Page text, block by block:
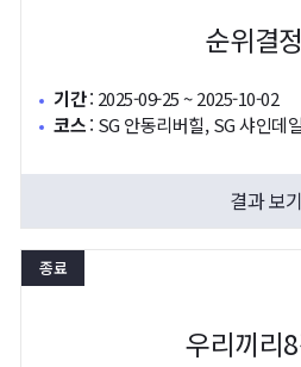
순위결
기간: 2025-09-25 ~ 2025-10-02
코스: SG 안동리버힐, SG 샤인데
결과 보기
종료
우리끼리